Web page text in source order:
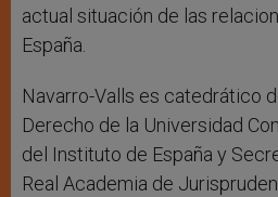
actual situación de las
España.
Navarro-Valls es catedrático
Derecho de la Universidad
del Instituto de España y
Real Academia de